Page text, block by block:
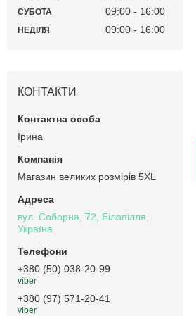
СУБОТА 09:00 16:00
НЕДІЛЯ 09:00 16:00
КОНТАКТИ
Ірина
Магазин великих розмірів 5XL
вул. Соборна, 72, Білопілля,
Україна
+380 (50) 038-20-99
viber
+380 (97) 571-20-41
viber